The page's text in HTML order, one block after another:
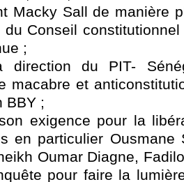
Macky Sall de manière
du Conseil
;
direction du PIT-
macabre et
BBY ;
exigence pour la
en particulier Ousmane
Oumar Diagne,
pour faire la